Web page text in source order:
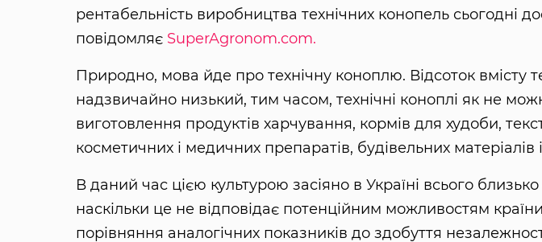
рентабельність виробництва технічних конопель сьогодні
повідомляє SuperAgronom.com.
Природно, мова йде про технічну коноплю. Відсоток вмісту
надзвичайно низький, тим часом, технічні коноплі як не
виготовлення продуктів харчування, кормів для худоби,
косметичних і медичних препаратів, будівельних матеріалів
В даний час цією культурою засіяно в Україні всього
наскільки це не відповідає потенційним можливостям
порівняння аналогічних показників до здобуття